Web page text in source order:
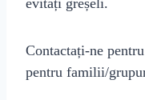
evitați greșeli.
Contactați-ne
pentru familii/